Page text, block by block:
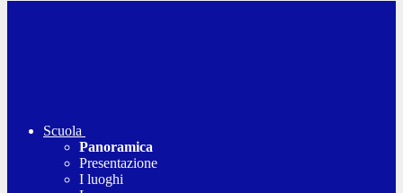
Scuola
Panoramica
Presentazione
I luoghi